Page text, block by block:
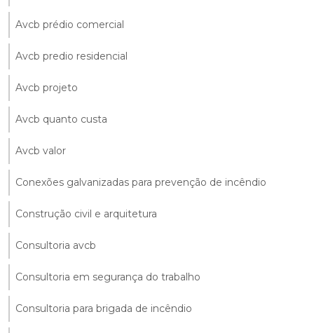
Avcb prédio comercial
Avcb predio residencial
Avcb projeto
Avcb quanto custa
Avcb valor
Conexões galvanizadas para prevenção de incêndio
Construção civil e arquitetura
Consultoria avcb
Consultoria em segurança do trabalho
Consultoria para brigada de incêndio